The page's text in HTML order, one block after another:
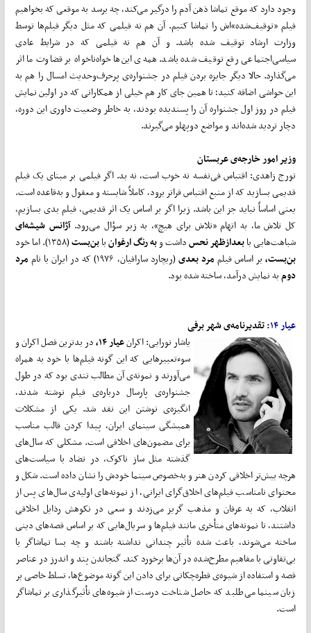
وجود دارد که موقع تماشا ذهن آدم را درگیر می‌کند، چه برسد به موقعی که بخواهیم
فیلم «توقیف‌شده»اش را تماشا کنیم. آن هم نه فیلمی که مثل دیگر فیلم‌ها توسط
وزارت ارشاد توقیف شده باشد. و آن هم نه فیلمی که در شرایط عادی
سیاسی‌اجتماعی رفع توقیف شده باشد. همه‌ی این‌ها خواه‌ناخواه بر قضاوت ما اثر
می‌گذارد. حالا دیگر جایزه بردن فیلم در جشنواره‌ی پرحرف‌وحدیث امسال را هم به
این حواشی اضافه کنید؛ تا همین جای کار هم خیلی از همکارانی که در اولین نمایش
فیلم در روز اول جشنواره آن را پسندیده بودند، به خاطر وضعیت داوری این دوره،
دچار تردید شده‌اند و مواضع دوپهلو می‌گیرند.
وزیر امور خارجه‌ی عربستان
تورج زاهدی: اقتباس فی‌نفسه نه خوب است، نه بد. اگر فیلمی بر مبنای یک فیلم
قدیمی بسازید که از منبع اقتباس فراتر برود، کاملاً شایسته و معقول و به‌قاعده است.
یعنی اساساً نباید جز این باشد. زیرا اگر بر اساس یک اثر قدیمی، فیلم بدی بسازیم،
کل تلاش ما، به اتهام «تلاش برای هیچ»، به زیر سؤال می‌رود. آژانس شیشه‌ای
شباهت‌هایی بابعدازظهر نحسداشت وبه رنگ ارغوانبابن‌بست(۱۳۵۸). اما خود
بن‌بست،بر اساس فیلممرد بعدی(ریچارد سارافیان، ۱۹۷۶) که در ایران با نام
مرد
دومبه نمایش درآمد، ساخته شده بود.
عیار ۱۴ : تقدیرنامه‌ی شهر برفی
یاشار نورایی: اکرانعیار ۱۴،
در بدترین فصل اکران و
سوءتعبیرهایی که این گونه فیلم‌ها با خود به همراه
می‌آورند و نمونه‌ی آن مطالب تندی بود که در طول
جشنواره‌ی پارسال درباره‌ی فیلم نوشته شدند،
انگیزه‌ی نوشتن این نقد شد. یکی از مشکلات
همیشگی سینمای ایران، پیدا کردن قالب مناسب
برای مضمون‌های اخلاقی است. مشکلی که سال‌های
گذشته مثل ساز ناکوک، در تضاد با سیاست‌های
هرچه بیش‌تر اخلاقی کردن هنر و به‌خصوص سینما خودش را نشان داده است. شکل و
محتوای نامناسب فیلم‌های اخلاق‌گرای ایرانی، از نمونه‌های اولیه‌ی سال‌های پس از
انقلاب، که به عرفان و مذهب گریز می‌زدند و سعی در نکوهش رذایل اخلاقی
داشتند، تا نمونه‌های متأخری مانند فیلم‌ها و سریال‌هایی که بر اساس قصه‌های دینی
ساخته می‌شوند، باعث شده تأثیر چندانی نداشته باشند و چه بسا تماشاگر با
بی‌تفاوتی با مفاهیم مطرح‌شده در آن‌ها برخورد کند. گنجاندن پند و اندرز در عناصر
قصه و استفاده از شیوه‌ی قطره‌چکانی برای دادن این گونه موضوع‌ها، تسلط خاصی بر
زبان سینما می‌طلبد که حاصل شناخت درست از شیوه‌های تأثیرگذاری بر تماشاگر
است.